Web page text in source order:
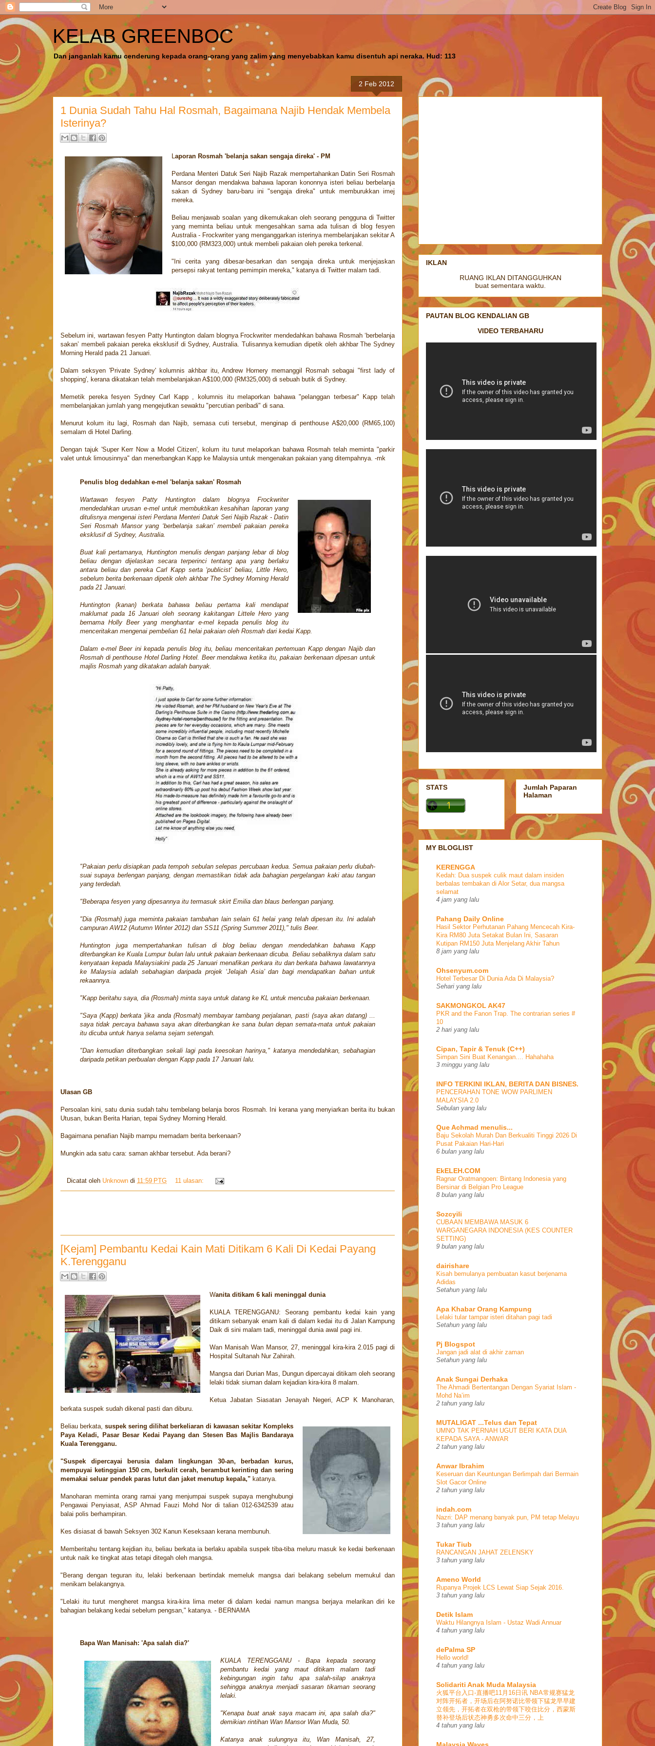
KELAB GREENBOC
Dan janganlah kamu cenderung kepada orang-orang yang zalim yang menyebabkan kamu disentuh api neraka. Hud: 113
2 Feb 2012
1 Dunia Sudah Tahu Hal Rosmah, Bagaimana Najib Hendak Membela
Isterinya?
L aporan Rosmah 'belanja sakan sengaja direka' - PM
Perdana Menteri Datuk Seri Najib Razak mempertahankan Datin Seri Rosmah
Mansor dengan mendakwa bahawa laporan kononnya isteri beliau berbelanja
sakan di Sydney baru-baru ini "sengaja direka" untuk memburukkan imej
mereka.
Beliau menjawab soalan yang dikemukakan oleh seorang pengguna di Twitter
yang meminta beliau untuk mengesahkan sama ada tulisan di blog fesyen
Australia - Frockwriter yang menganggarkan isterinya membelanjakan sekitar A
$100,000 (RM323,000) untuk membeli pakaian oleh pereka terkenal.
"Ini cerita yang dibesar-besarkan dan sengaja direka untuk menjejaskan
persepsi rakyat tentang pemimpin mereka," katanya di Twitter malam tadi.
Sebelum ini, wartawan fesyen Patty Huntington dalam blognya Frockwriter mendedahkan bahawa Rosmah ‘berbelanja
sakan’ membeli pakaian pereka eksklusif di Sydney, Australia. Tulisannya kemudian dipetik oleh akhbar The Sydney
Morning Herald pada 21 Januari.
Dalam seksyen 'Private Sydney' kolumnis akhbar itu, Andrew Hornery memanggil Rosmah sebagai "first lady of
shopping', kerana dikatakan telah membelanjakan A$100,000 (RM325,000) di sebuah butik di Sydney.
Memetik pereka fesyen Sydney Carl Kapp , kolumnis itu melaporkan bahawa "pelanggan terbesar" Kapp telah
membelanjakan jumlah yang mengejutkan sewaktu "percutian peribadi" di sana.
Menurut kolum itu lagi, Rosmah dan Najib, semasa cuti tersebut, menginap di penthouse A$20,000 (RM65,100)
semalam di Hotel Darling.
Dengan tajuk 'Super Kerr Now a Model Citizen', kolum itu turut melaporkan bahawa Rosmah telah meminta "parkir
valet untuk limousinnya" dan menerbangkan Kapp ke Malaysia untuk mengenakan pakaian yang ditempahnya. -mk
Penulis blog dedahkan e-mel 'belanja sakan' Rosmah
Wartawan fesyen Patty Huntington dalam blognya Frockwriter
mendedahkan urusan e-mel untuk membuktikan kesahihan laporan yang
ditulisnya mengenai isteri Perdana Menteri Datuk Seri Najib Razak - Datin
Seri Rosmah Mansor yang ‘berbelanja sakan’ membeli pakaian pereka
eksklusif di Sydney, Australia.
Buat kali pertamanya, Huntington menulis dengan panjang lebar di blog
beliau dengan dijelaskan secara terperinci tentang apa yang berlaku
antara beliau dan pereka Carl Kapp serta ‘publicist’ beliau, Little Hero,
sebelum berita berkenaan dipetik oleh akhbar The Sydney Morning Herald
pada 21 Januari.
Huntington (kanan) berkata bahawa beliau pertama kali mendapat
maklumat pada 16 Januari oleh seorang kakitangan Littele Hero yang
bernama Holly Beer yang menghantar e-mel kepada penulis blog itu
menceritakan mengenai pembelian 61 helai pakaian oleh Rosmah dari kedai Kapp.
Dalam e-mel Beer ini kepada penulis blog itu, beliau menceritakan pertemuan Kapp dengan Najib dan
Rosmah di penthouse Hotel Darling Hotel. Beer mendakwa ketika itu, pakaian berkenaan dipesan untuk
majlis Rosmah yang dikatakan adalah banyak.
"Pakaian perlu disiapkan pada tempoh sebulan selepas percubaan kedua. Semua pakaian perlu diubah-
suai supaya berlengan panjang, dengan memastikan tidak ada bahagian pergelangan kaki atau tangan
yang terdedah.
"Beberapa fesyen yang dipesannya itu termasuk skirt Emilia dan blaus berlengan panjang.
"Dia (Rosmah) juga meminta pakaian tambahan lain selain 61 helai yang telah dipesan itu. Ini adalah
campuran AW12 (Autumn Winter 2012) dan SS11 (Spring Summer 2011)," tulis Beer.
Huntington juga mempertahankan tulisan di blog beliau dengan mendedahkan bahawa Kapp
diterbangkan ke Kuala Lumpur bulan lalu untuk pakaian berkenaan dicuba. Beliau sebaliknya dalam satu
kenyataan kepada Malaysiakini pada 25 Januari menafikan perkara itu dan berkata bahawa lawatannya
ke Malaysia adalah sebahagian daripada projek ‘Jelajah Asia’ dan bagi mendapatkan bahan untuk
rekaannya.
"Kapp beritahu saya, dia (Rosmah) minta saya untuk datang ke KL untuk mencuba pakaian berkenaan.
"Saya (Kapp) berkata 'jika anda (Rosmah) membayar tambang perjalanan, pasti (saya akan datang) ...
saya tidak percaya bahawa saya akan diterbangkan ke sana bulan depan semata-mata untuk pakaian
itu dicuba untuk hanya selama sejam setengah.
"Dan kemudian diterbangkan sekali lagi pada keesokan harinya," katanya mendedahkan, sebahagian
daripada petikan perbualan dengan Kapp pada 17 Januari lalu.
Ulasan GB
Persoalan kini, satu dunia sudah tahu tembelang belanja boros Rosmah. Ini kerana yang menyiarkan berita itu bukan
Utusan, bukan Berita Harian, tepai Sydney Morning Herald.
Bagaimana penafian Najib mampu memadam berita berkenaan?
Mungkin ada satu cara: saman akhbar tersebut. Ada berani?
Dicatat oleh Unknown di 11:59 PTG 11 ulasan:
[Kejam] Pembantu Kedai Kain Mati Ditikam 6 Kali Di Kedai Payang
K.Terengganu
Wanita ditikam 6 kali meninggal dunia
KUALA TERENGGANU: Seorang pembantu kedai kain yang
ditikam sebanyak enam kali di dalam kedai itu di Jalan Kampung
Daik di sini malam tadi, meninggal dunia awal pagi ini.
Wan Manisah Wan Mansor, 27, meninggal kira-kira 2.015 pagi di
Hospital Sultanah Nur Zahirah.
Mangsa dari Durian Mas, Dungun dipercayai ditikam oleh seorang
lelaki tidak siuman dalam kejadian kira-kira 8 malam.
Ketua Jabatan Siasatan Jenayah Negeri, ACP K Manoharan,
berkata suspek sudah dikenal pasti dan diburu.
Beliau berkata, suspek sering dilihat berkeliaran di kawasan sekitar Kompleks
Paya Keladi, Pasar Besar Kedai Payang dan Stesen Bas Majlis Bandaraya
Kuala Terengganu.
"Suspek dipercayai berusia dalam lingkungan 30-an, berbadan kurus,
mempuyai ketinggian 150 cm, berkulit cerah, berambut kerinting dan sering
memakai seluar pendek paras lutut dan jaket menutup kepala," katanya.
Manoharan meminta orang ramai yang menjumpai suspek supaya menghubungi
Pengawai Penyiasat, ASP Ahmad Fauzi Mohd Nor di talian 012-6342539 atau
balai polis berhampiran.
Kes disiasat di bawah Seksyen 302 Kanun Keseksaan kerana membunuh.
Memberitahu tentang kejdian itu, beliau berkata ia berlaku apabila suspek tiba-tiba meluru masuk ke kedai berkenaan
untuk naik ke tingkat atas tetapi ditegah oleh mangsa.
"Berang dengan teguran itu, lelaki berkenaan bertindak memeluk mangsa dari belakang sebelum memukul dan
menikam belakangnya.
"Lelaki itu turut mengheret mangsa kira-kira lima meter di dalam kedai namun mangsa berjaya melarikan diri ke
bahagian belakang kedai sebelum pengsan," katanya. - BERNAMA
Bapa Wan Manisah: 'Apa salah dia?'
KUALA TERENGGANU - Bapa kepada seorang
pembantu kedai yang maut ditikam malam tadi
kebingungan ingin tahu apa salah-silap anaknya
sehingga anaknya menjadi sasaran tikaman seorang
lelaki.
"Kenapa buat anak saya macam ini, apa salah dia?"
demikian rintihan Wan Mansor Wan Muda, 50.
Katanya anak sulungnya itu, Wan Manisah, 27,
IKLAN
RUANG IKLAN DITANGGUHKAN
buat sementara waktu.
PAUTAN BLOG KENDALIAN GB
VIDEO TERBAHARU
STATS
Jumlah Paparan
Halaman
MY BLOGLIST
KERENGGA
Kedah: Dua suspek culik maut dalam insiden
berbalas tembakan di Alor Setar, dua mangsa
selamat
4 jam yang lalu
Pahang Daily Online
Hasil Sektor Perhutanan Pahang Mencecah Kira-
Kira RM80 Juta Setakat Bulan Ini, Sasaran
Kutipan RM150 Juta Menjelang Akhir Tahun
8 jam yang lalu
Ohsenyum.com
Hotel Terbesar Di Dunia Ada Di Malaysia?
Sehari yang lalu
SAKMONGKOL AK47
PKR and the Fanon Trap. The contrarian series #
10
2 hari yang lalu
Cipan, Tapir & Tenuk (C++)
Simpan Sini Buat Kenangan.... Hahahaha
3 minggu yang lalu
INFO TERKINI IKLAN, BERITA DAN BISNES.
PENCERAHAN TONE WOW PARLIMEN
MALAYSIA 2.0
Sebulan yang lalu
Que Achmad menulis...
Baju Sekolah Murah Dan Berkualiti Tinggi 2026 Di
Pusat Pakaian Hari-Hari
6 bulan yang lalu
EkELEH.COM
Ragnar Oratmangoen: Bintang Indonesia yang
Bersinar di Belgian Pro League
8 bulan yang lalu
Sozcyili
CUBAAN MEMBAWA MASUK 6
WARGANEGARA INDONESIA (KES COUNTER
SETTING)
9 bulan yang lalu
dairishare
Kisah bemulanya pembuatan kasut berjenama
Adidas
Setahun yang lalu
Apa Khabar Orang Kampung
Lelaki tular tampar isteri ditahan pagi tadi
Setahun yang lalu
Pj Blogspot
Jangan jadi alat di akhir zaman
Setahun yang lalu
Anak Sungai Derhaka
The Ahmadi Bertentangan Dengan Syariat Islam -
Mohd Na’im
2 tahun yang lalu
MUTALIGAT ...Telus dan Tepat
UMNO TAK PERNAH UGUT BERI KATA DUA
KEPADA SAYA - ANWAR
2 tahun yang lalu
Anwar Ibrahim
Keseruan dan Keuntungan Berlimpah dari Bermain
Slot Gacor Online
2 tahun yang lalu
indah.com
Nazri: DAP menang banyak pun, PM tetap Melayu
3 tahun yang lalu
Tukar Tiub
RANCANGAN JAHAT ZELENSKY
3 tahun yang lalu
Ameno World
Rupanya Projek LCS Lewat Siap Sejak 2016.
3 tahun yang lalu
Detik Islam
Waktu Hilangnya Islam - Ustaz Wadi Annuar
4 tahun yang lalu
dePalma SP
Hello world!
4 tahun yang lalu
Solidariti Anak Muda Malaysia
火狐平台入口-直播吧11月16日讯 NBA常规赛猛龙
对阵开拓者，开场后在阿努诺比带领下猛龙早早建
立领先，开拓者在双枪的带领下咬住比分，西蒙斯
替补登场后状态神勇多次命中三分，上
4 tahun yang lalu